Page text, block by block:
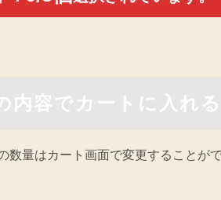
数量はカート画面で変更することがで